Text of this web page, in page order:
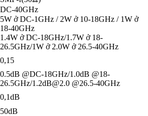
DC-40GHz
5W ở DC-1GHz / 2W ở 10-18GHz / 1W ở
18-40GHz
1.4W ở DC-18GHz/1.7W ở 18-
26.5GHz/1W ở 2.0W ở 26.5-40GHz
0,15
0.5dB @DC-18GHz/1.0dB @18-
26.5GHz/1.2dB@2.0 @26.5-40GHz
0,1dB
50dB